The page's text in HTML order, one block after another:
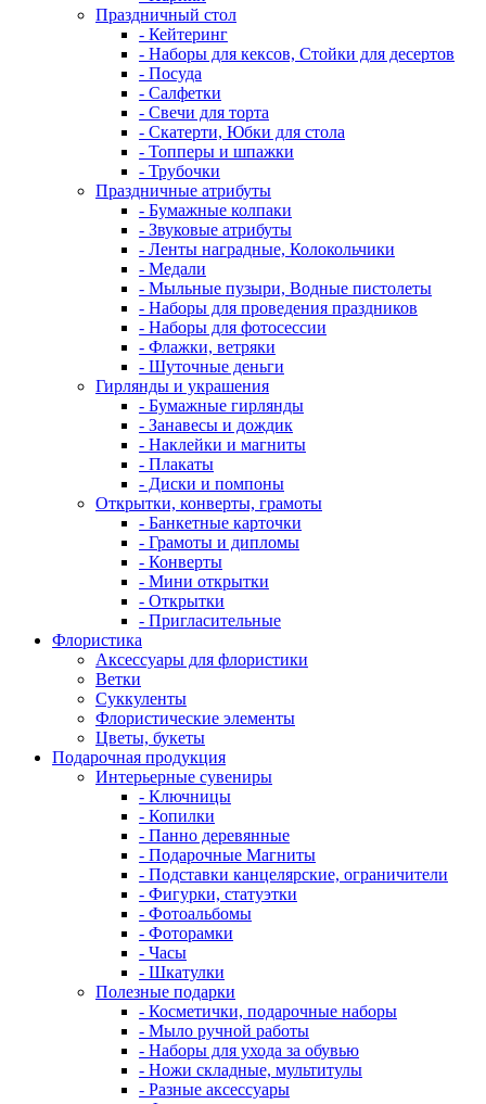
Праздничный стол
- Кейтеринг
- Наборы для кексов, Стойки для десертов
- Посуда
- Салфетки
- Свечи для торта
- Скатерти, Юбки для стола
- Топперы и шпажки
- Трубочки
Праздничные атрибуты
- Бумажные колпаки
- Звуковые атрибуты
- Ленты наградные, Колокольчики
- Медали
- Мыльные пузыри, Водные пистолеты
- Наборы для проведения праздников
- Наборы для фотосессии
- Флажки, ветряки
- Шуточные деньги
Гирлянды и украшения
- Бумажные гирлянды
- Занавесы и дождик
- Наклейки и магниты
- Плакаты
- Диски и помпоны
Открытки, конверты, грамоты
- Банкетные карточки
- Грамоты и дипломы
- Конверты
- Мини открытки
- Открытки
- Пригласительные
Флористика
Аксессуары для флористики
Ветки
Суккуленты
Флористические элементы
Цветы, букеты
Подарочная продукция
Интерьерные сувениры
- Ключницы
- Копилки
- Панно деревянные
- Подарочные Магниты
- Подставки канцелярские, ограничители
- Фигурки, статуэтки
- Фотоальбомы
- Фоторамки
- Часы
- Шкатулки
Полезные подарки
- Косметички, подарочные наборы
- Мыло ручной работы
- Наборы для ухода за обувью
- Ножи складные, мультитулы
- Разные аксессуары